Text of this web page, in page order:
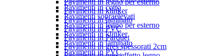
Pavimenti in cotto
Pavimenti sopraelevati
Pavimenti in legno per esterno
Pavimenti in klinker
Pavimenti in laminato
Pavimenti in PVC
Pavimenti in legno per esterno
Pavimenti in klinker
Pavimenti in laminato
Pavimenti in PVC
Pavimenti in Parquet
Pavimenti in gres spessorati 2cm